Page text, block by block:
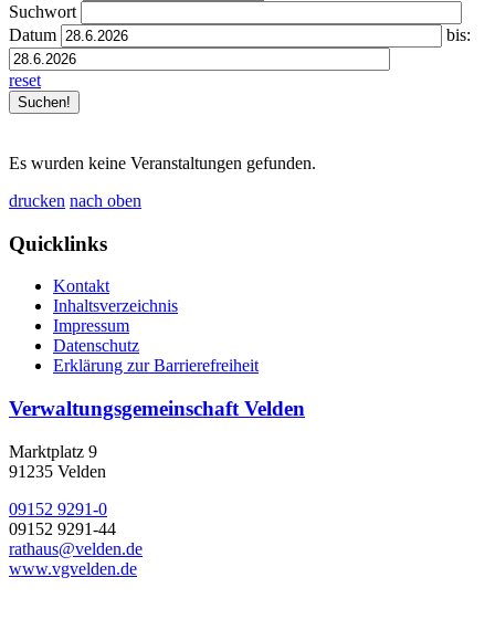
Suchwort
Datum
bis:
reset
Es wurden keine Veranstaltungen gefunden.
drucken nach oben
Quicklinks
Kontakt
Inhaltsverzeichnis
Impressum
Datenschutz
Erklärung zur Barrierefreiheit
Verwaltungsgemeinschaft Velden
Marktplatz 9
91235 Velden
09152 9291-0
09152 9291-44
rathaus@velden.de
www.vgvelden.de